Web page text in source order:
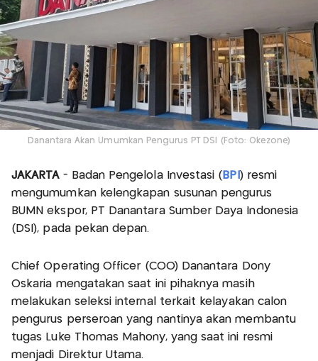
Danantara Akan Umumkan Pengurus PT DSI (Foto: Okezone)
JAKARTA- Badan Pengelola Investasi ( BPI ) resmi
mengumumkan kelengkapan susunan pengurus
BUMN ekspor, PT Danantara Sumber Daya Indonesia
(DSI), pada pekan depan.
Chief Operating Officer (COO) Danantara Dony
Oskaria mengatakan saat ini pihaknya masih
melakukan seleksi internal terkait kelayakan calon
pengurus perseroan yang nantinya akan membantu
tugas Luke Thomas Mahony, yang saat ini resmi
menjadi Direktur Utama.